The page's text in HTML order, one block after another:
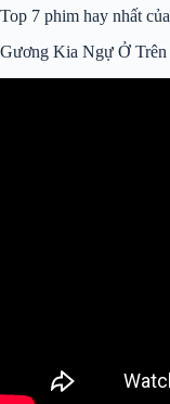
Top 7 phim hay nhất
Gương Kia Ngự Ở